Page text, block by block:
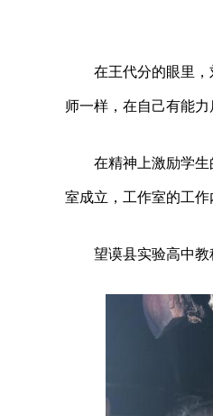
在王代分的眼里
师一样，在自己有能
在精神上激励学
室成立，工作室的工
望谟县实验高中